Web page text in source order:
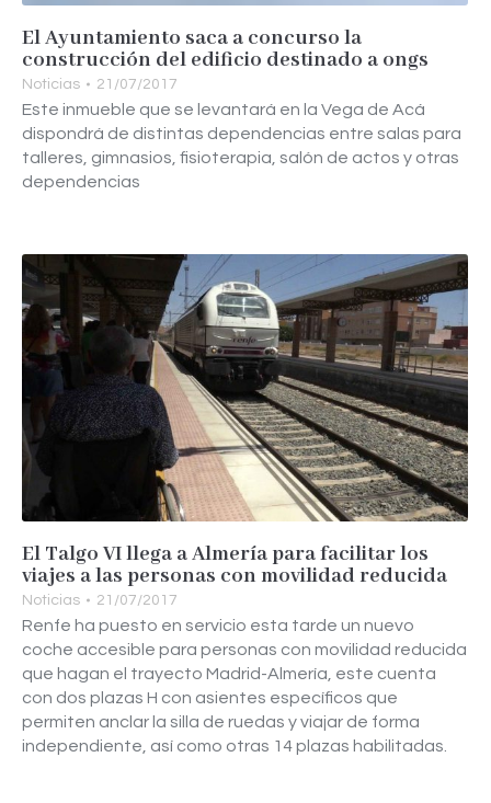
El Ayuntamiento saca a concurso la
construcción del edificio destinado a ongs
Noticias 21/07/2017
Este inmueble que se levantará en la Vega de Acá
dispondrá de distintas dependencias entre salas para
talleres, gimnasios, fisioterapia, salón de actos y otras
dependencias
El Talgo VI llega a Almería para facilitar los
viajes a las personas con movilidad reducida
Noticias 21/07/2017
Renfe ha puesto en servicio esta tarde un nuevo
coche accesible para personas con movilidad reducida
que hagan el trayecto Madrid-Almería, este cuenta
con dos plazas H con asientes específicos que
permiten anclar la silla de ruedas y viajar de forma
independiente, así como otras 14 plazas habilitadas.